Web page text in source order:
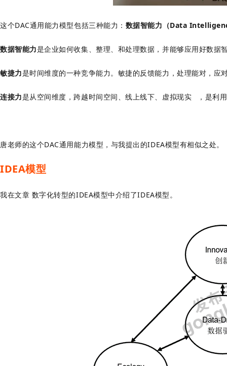
这个DAC通用能力模型包括三种能力： 数据智能力（Data
数据智能力是企业如何收集、整理、和处理数据，并能够应用好数据
敏捷力是时间维度的一种竞争能力。敏捷的反馈能力，处理能对，
连接力是从空间维度，跨越时间空间、线上线下、 虚拟现实 ，是利
唐老师的这个DAC通用能力模型，与我提出的IDEA模型有相似之处。
IDEA模型
我在文章 数字化转型的IDEA模型中介绍了IDEA模型。